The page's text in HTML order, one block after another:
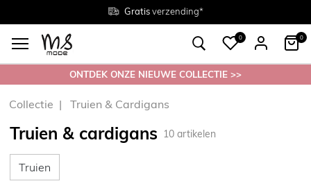
Gratisverzending*
Maten38 - 54
Gratisretourneren in de winkel
0 0
ONTDEK ONZE NIEUWE COLLECTIE >>
Collectie Truien & Cardigans
Truien & cardigans 10 artikelen
Truien